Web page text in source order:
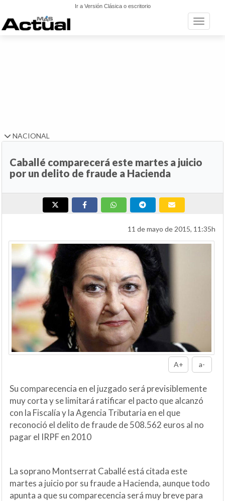
Ir a Versión Clásica o escritorio
Toggle
NACIONAL
Caballé comparecerá este martes a juicio
por un delito de fraude a Hacienda
11 de mayo de 2015, 11:35h
A+ a-
Su comparecencia en el juzgado será previsiblemente
muy corta y se limitará ratificar el pacto que alcanzó
con la Fiscalía y la Agencia Tributaria en el que
reconoció el delito de fraude de 508.562 euros al no
pagar el IRPF en 2010
La soprano Montserrat Caballé está citada este
martes a juicio por su fraude a Hacienda, aunque todo
apunta a que su comparecencia será muy breve para